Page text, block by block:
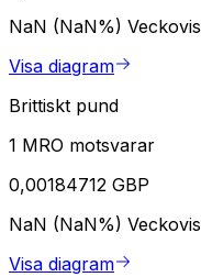
NaN (NaN%) Veckovis
Visa diagram
Brittiskt pund
1 MRO motsvarar
0,00184712 GBP
NaN (NaN%) Veckovis
Visa diagram